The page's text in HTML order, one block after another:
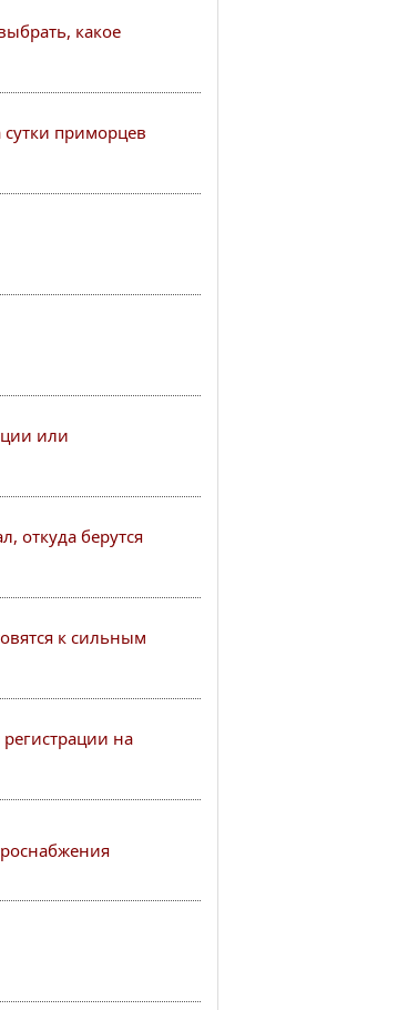
какое
сутки приморцев
или
откуда берутся
к сильным
на